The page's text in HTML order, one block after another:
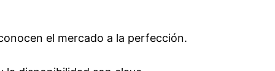
el mercado a la perfección.